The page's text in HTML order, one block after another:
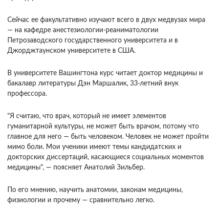
Сейчас ее факультативно изучают всего в двух медвузах мира
— на кафедре анестезиологии-реаниматологии
Петрозаводского государственного университета и в
Джорджтаунском университете в США.
В университете Вашингтона курс читает доктор медицины и
бакалавр литературы Дэн Маршалик, 33-летний внук
профессора.
"Я считаю, что врач, который не имеет элементов
гуманитарной культуры, не может быть врачом, потому что
главное для него — быть человеком. Человек не может пройти
мимо боли. Мои ученики имеют темы кандидатских и
докторских диссертаций, касающиеся социальных моментов
медицины", — поясняет Анатолий Зильбер.
По его мнению, научить анатомии, законам медицины,
физиологии и прочему — сравнительно легко.